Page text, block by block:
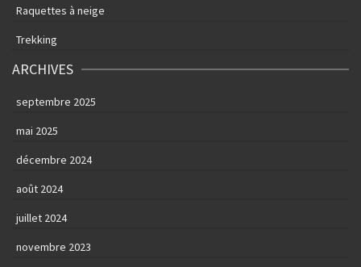
Raquettes à neige
Trekking
ARCHIVES
septembre 2025
mai 2025
décembre 2024
août 2024
juillet 2024
novembre 2023